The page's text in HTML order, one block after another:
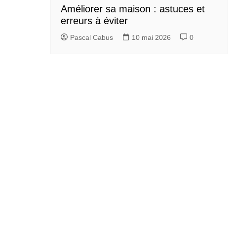
Améliorer sa maison : astuces et
erreurs à éviter
Pascal Cabus 10 mai 2026 0